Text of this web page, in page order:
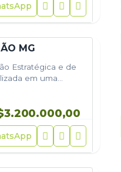
MG
Estratégica e de
em uma